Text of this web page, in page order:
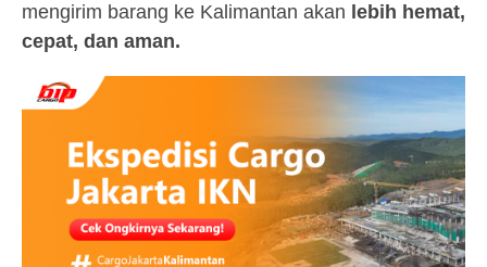
mengirim barang ke Kalimantan akan lebih hemat,
cepat, dan aman.